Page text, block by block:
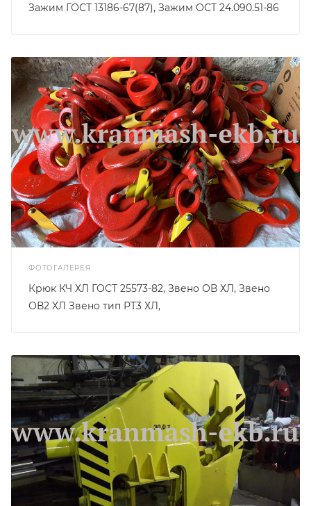
Зажим ГОСТ 13186-67(87), Зажим ОСТ 24.090.51-86
ФОТОГАЛЕРЕЯ
Крюк КЧ ХЛ ГОСТ 25573-82, Звено ОВ ХЛ, Звено
ОВ2 ХЛ Звено тип РТ3 ХЛ,